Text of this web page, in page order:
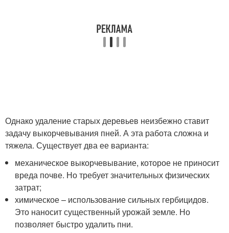
Однако удаление старых деревьев неизбежно ставит
задачу выкорчевывания пней. А эта работа сложна и
тяжела. Существует два ее варианта:
механическое выкорчевывание, которое не приносит
вреда почве. Но требует значительных физических
затрат;
химическое – использование сильных гербицидов.
Это наносит существенный урожай земле. Но
позволяет быстро удалить пни.